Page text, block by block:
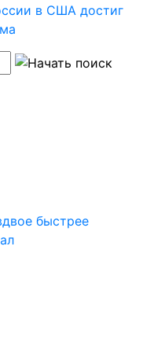
в США достиг
быстрее